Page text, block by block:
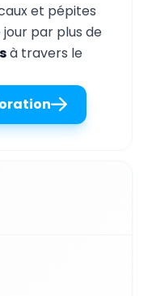
et pépites
par plus de
à travers le